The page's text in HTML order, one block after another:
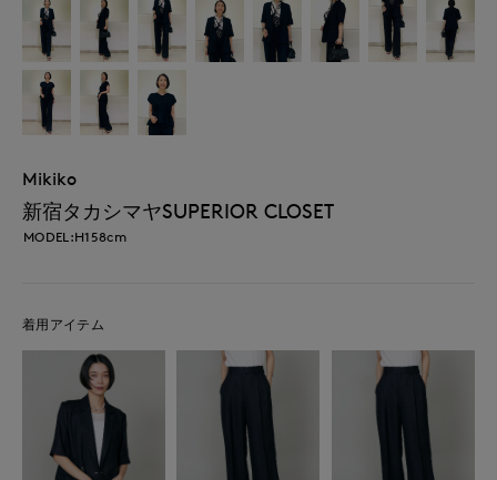
Mikiko
新宿タカシマヤSUPERIOR CLOSET
MODEL:H158cm
着用アイテム